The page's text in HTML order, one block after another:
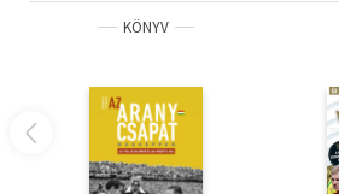
KÖNYV